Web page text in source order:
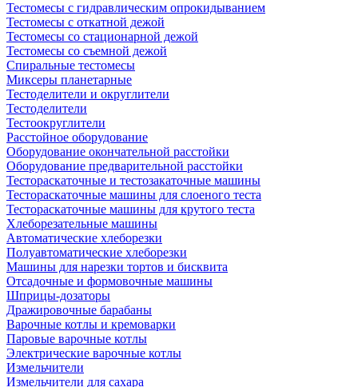
Тестомесы с гидравлическим опрокидыванием
Тестомесы с откатной дежой
Тестомесы со стационарной дежой
Тестомесы со съемной дежой
Спиральные тестомесы
Миксеры планетарные
Тестоделители и округлители
Тестоделители
Тестоокруглители
Расстойное оборудование
Оборудование окончательной расстойки
Оборудование предварительной расстойки
Тестораскаточные и тестозакаточные машины
Тестораскаточные машины для слоеного теста
Тестораскаточные машины для крутого теста
Хлеборезательные машины
Автоматические хлеборезки
Полуавтоматические хлеборезки
Машины для нарезки тортов и бисквита
Отсадочные и формовочные машины
Шприцы-дозаторы
Дражировочные барабаны
Варочные котлы и кремоварки
Паровые варочные котлы
Электрические варочные котлы
Измельчители
Измельчители для сахара